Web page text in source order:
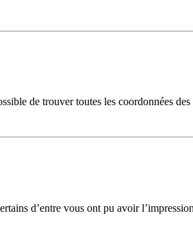
de trouver toutes les coordonnées
d’entre vous ont pu avoir